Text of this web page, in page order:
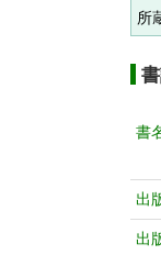
所
書
出
出